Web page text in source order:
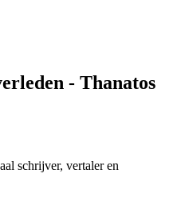
- Thanatos
schrijver, vertaler en